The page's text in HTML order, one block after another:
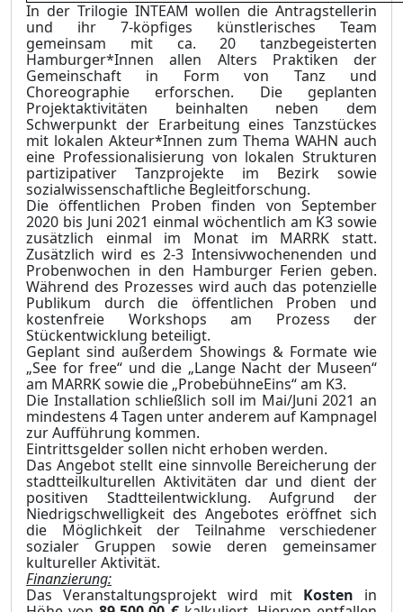
In der Trilogie INTEAM wollen die Antragstellerin
und ihr 7-köpfiges künstlerisches Team
gemeinsam mit ca. 20 tanzbegeisterten
Hamburger*Innen allen Alters Praktiken der
Gemeinschaft in Form von Tanz und
Choreographie erforschen. Die geplanten
Projektaktivitäten beinhalten neben dem
Schwerpunkt der Erarbeitung eines Tanzstückes
mit lokalen Akteur*Innen zum Thema WAHN auch
eine Professionalisierung von lokalen Strukturen
partizipativer Tanzprojekte im Bezirk sowie
sozialwissenschaftliche Begleitforschung.
Die öffentlichen Proben finden von September
2020 bis Juni 2021 einmal wöchentlich am K3 sowie
zusätzlich einmal im Monat im MARRK statt.
Zusätzlich wird es 2-3 Intensivwochenenden und
Probenwochen in den Hamburger Ferien geben.
Während des Prozesses wird auch das potenzielle
Publikum durch die öffentlichen Proben und
kostenfreie Workshops am Prozess der
Stückentwicklung beteiligt.
Geplant sind außerdem Showings & Formate wie
„See for free“ und die „Lange Nacht der Museen“
am MARRK sowie die „ProbebühneEins“ am K3.
Die Installation schließlich soll im Mai/Juni 2021 an
mindestens 4 Tagen unter anderem auf Kampnagel
zur Aufführung kommen.
Eintrittsgelder sollen nicht erhoben werden.
Das Angebot stellt eine sinnvolle Bereicherung der
stadtteilkulturellen Aktivitäten dar und dient der
positiven Stadtteilentwicklung. Aufgrund der
Niedrigschwelligkeit des Angebotes eröffnet sich
die Möglichkeit der Teilnahme verschiedener
sozialer Gruppen sowie deren gemeinsamer
kultureller Aktivität.
Finanzierung:
Das Veranstaltungsprojekt wird mit Kosten in